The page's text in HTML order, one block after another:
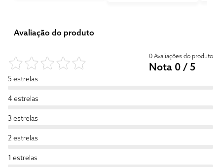
Avaliação do produto
0 Avaliações do produto
Nota 0 / 5
5 estrelas
4 estrelas
3 estrelas
2 estrelas
1 estrelas